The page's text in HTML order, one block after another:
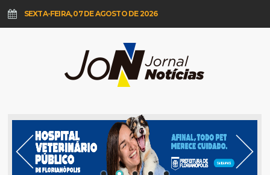
SEXTA-FEIRA, 07 DE AGOSTO DE 2026